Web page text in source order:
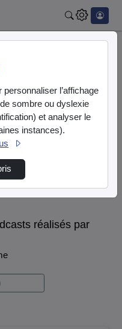
- Chennevières
Nicolas
sur
réalisés par
l’affichage
sombre ou dyslexie
et analyser le
instances).